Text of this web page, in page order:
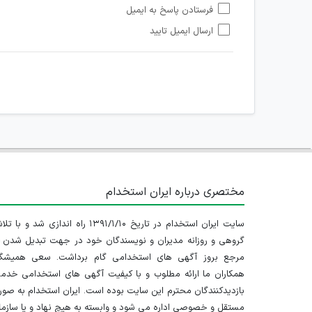
هرگونه تحریک، تحقیر و کنایه به سایر افراد (مسئول و
امکان هماهنگی برای هرگونه ملاقات حضوری چه به
فرستادن پاسخ به ایمیل
ارسال ایمیل تایید
مختصری درباره ایران استخدام
سایت ایران استخدام در تاریخ ۱۳۹۱/۱/۱۰ راه اندازی شد و
گروهی و روزانه مدیران و نویسندگان خود در جهت تبدیل شدن
مرجع بروز آگهی های استخدامی گام برداشت. سعی
همکاران ما ارائه مطلوب و با کیفیت آگهی های استخدامی
بازدیدکنندگان محترم این سایت بوده است. ایران استخدام به
مستقل و خصوصی اداره می شود و وابسته به هیچ نهاد و یا